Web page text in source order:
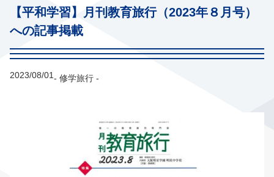
【平和学習】月刊教育旅行（2023年８月号）
への記事掲載
2023/08/01- 修学旅行 -